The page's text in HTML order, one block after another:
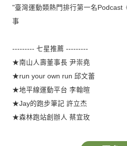
"臺灣運動類熱門排行第一名Podcast
事
--------- 七星推薦 ---------
★南山人壽董事長 尹崇堯
★run your own run 邱文蕾
★地平線運動平台 李翰暄
★Jay的跑步筆記 許立杰
★森林跑站創辦人 蔡宜玫